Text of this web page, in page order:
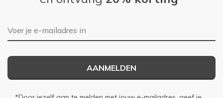
E-mailadres
AANMELDEN